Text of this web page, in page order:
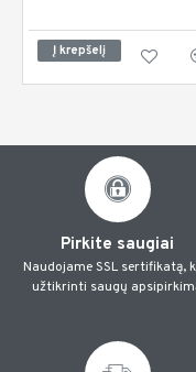
Į krepšelį
Pirkite saugiai
Naudojame SSL sertifikatą,
užtikrinti saugų